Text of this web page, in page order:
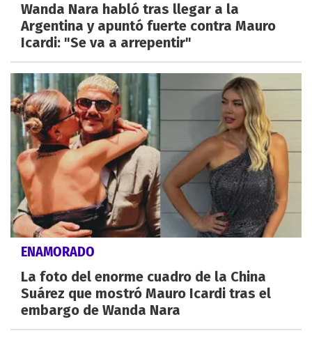
Wanda Nara habló tras llegar a la
Argentina y apuntó fuerte contra Mauro
Icardi: "Se va a arrepentir"
ENAMORADO
La foto del enorme cuadro de la China
Suárez que mostró Mauro Icardi tras el
embargo de Wanda Nara